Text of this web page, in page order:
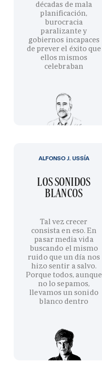
décadas de mala
planificación,
burocracia
paralizante y
gobiernos incapaces
de prever el éxito que
ellos mismos
celebraban
LOS SONIDOS
BLANCOS
Tal vez crecer
consista en eso. En
pasar media vida
buscando el mismo
ruido que un día nos
hizo sentir a salvo.
Porque todos, aunque
no lo sepamos,
llevamos un sonido
blanco dentro
ALFONSO J. USSÍA